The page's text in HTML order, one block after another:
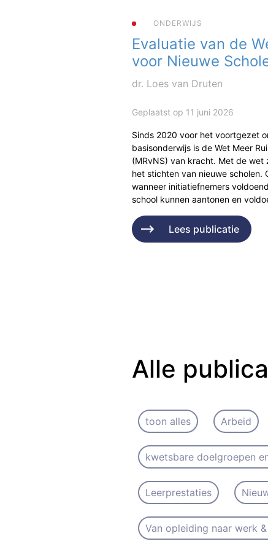
ONDERWIJS
Evaluatie van de
voor Nieuwe
dr. Loes van Druten
Geplaatst op 11 juni 2026
Sinds 2020 voor het voortgezet
basisonderwijs is de Wet Meer
(MRvNS) van kracht. Met de
het stichten van nieuwe scholen.
wanneer initiatiefnemers
school kunnen aantonen en
Lees publicatie
Alle
toon alles Arbeid
kwetsbare doelgroepen
Leerprestaties
Van opleiding naar werk